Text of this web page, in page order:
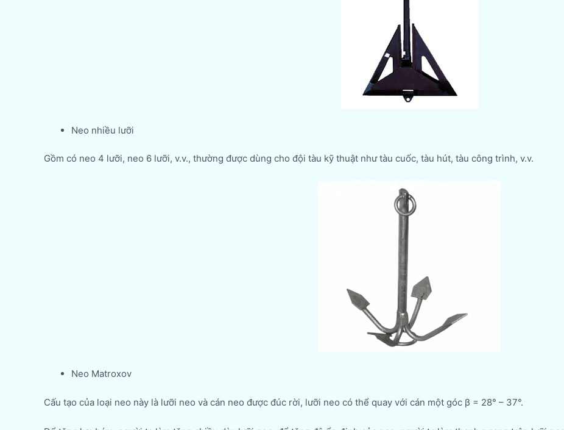
Neo nhiều lưỡi
Gồm có neo 4 lưỡi, neo 6 lưỡi, v.v., thường được dùng cho đội tàu kỹ thuật như tàu cuốc, tàu hút, tàu công trình, v.v.
Neo Matroxov
Cấu tạo của loại neo này là lưỡi neo và cán neo được đúc rời, lưỡi neo có thể quay với cán một góc β = 28° – 37°.